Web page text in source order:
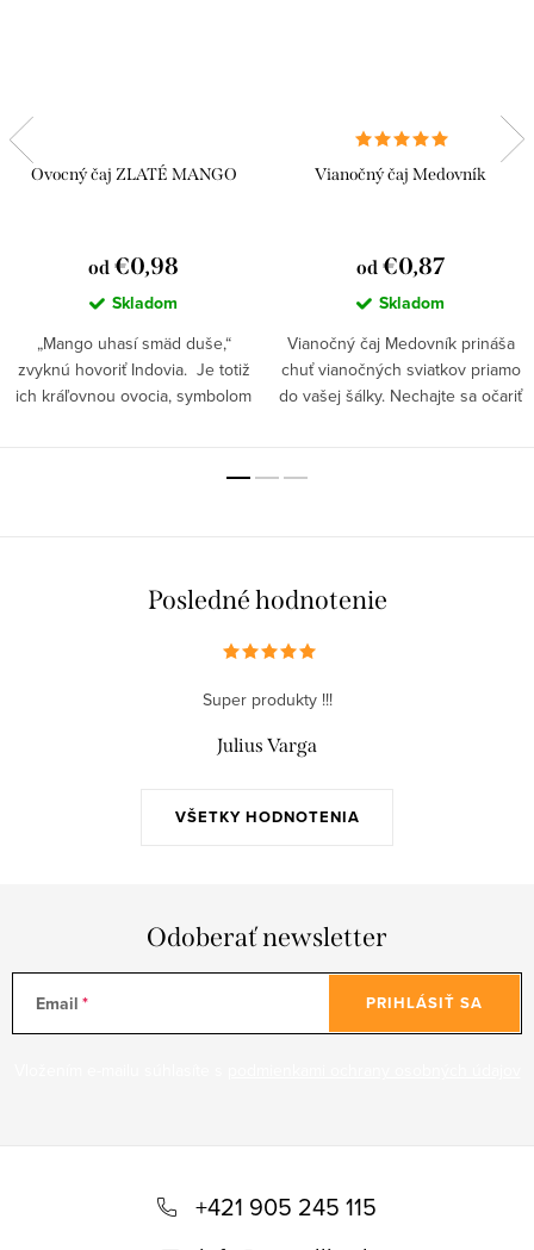
Ovocný čaj ZLATÉ MANGO
od €0,98
Skladom
„Mango uhasí smäd duše,“
zvyknú hovoriť Indovia. Je totiž
ich kráľovnou ovocia, symbolom
Vianočný čaj Medovník
od €0,87
Skladom
Vianočný čaj Medovník prináša
chuť vianočných sviatkov priamo
do vašej šálky. Nechajte sa očariť
Posledné hodnotenie
VŠETKY HODNOTENIA
Super produkty !!!
Julius Varga
Odoberať newsletter
Email PRIHLÁSIŤ SA
+421 905 245 115